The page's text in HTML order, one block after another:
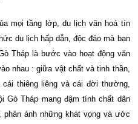
mọi tầng lớp, du lịch văn hoá tín
du lịch hấp dẫn, độc đáo mà bạn
Tháp là bước vào hoạt động văn
nhau : giữa vật chất và tinh thần,
thiêng liêng và cái đời thường,
Tháp mang đậm tính chất dân
ánh những khát vọng và ước